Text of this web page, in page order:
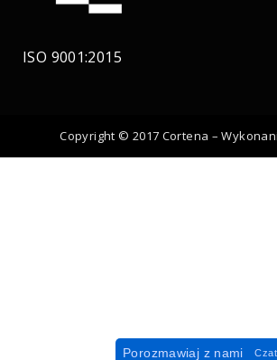
ISO 9001:2015
Copyright © 2017 Cortena –
Porozmawiaj z nami